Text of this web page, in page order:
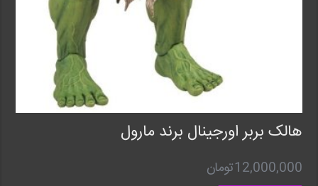
هالک بربر اورجینال برند مارول
12,000,000تومان